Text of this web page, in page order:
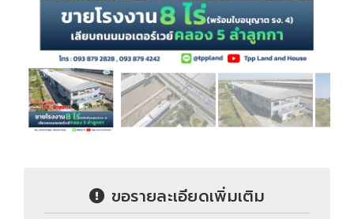
ขอรายละเอียดเพิ่มเติม